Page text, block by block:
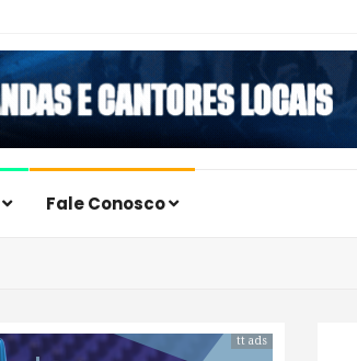
Fale Conosco
tt ads